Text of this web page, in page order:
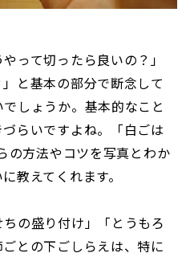
って切ったら良いの？」
と基本の部分で断念して
しょうか。基本的なこと
らいですよね。「白ごは
の方法やコツを写真とわか
教えてくれます。
ちの盛り付け」「とうもろ
との下ごしらえは、特に